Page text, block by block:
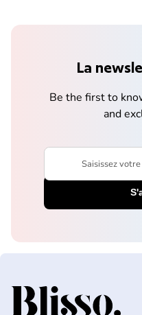
La
Be the first to
and
Saisissez votre
Accueil